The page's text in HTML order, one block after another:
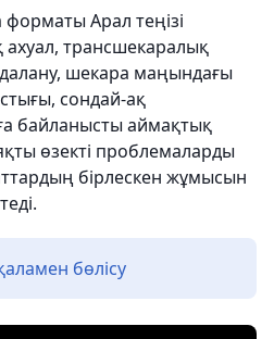
Арал теңізі
ахуал, трансшекаралық
шекара маңындағы
сондай-ақ
байланысты аймақтық
өзекті проблемаларды
бірлескен жұмысын
бөлісу